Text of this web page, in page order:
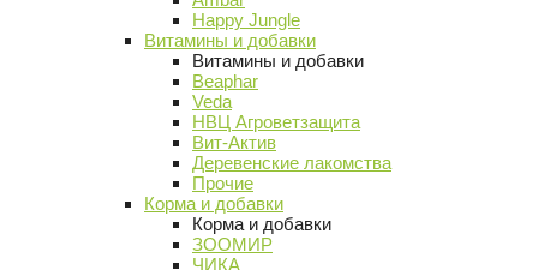
Happy Jungle
Витамины и добавки
Витамины и добавки
Beaphar
Veda
НВЦ Агроветзащита
Вит-Актив
Деревенские лакомства
Прочие
Корма и добавки
Корма и добавки
ЗООМИР
ЧИКА